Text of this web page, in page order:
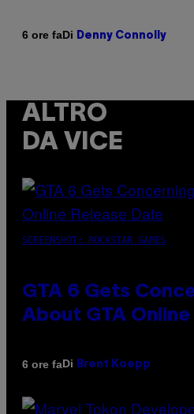
6 ore faDi Denny Connolly
ALTRO
DA VICE
SCREENSHOT: ROCKSTAR GAMES
GTA 6 Gets
About GTA
6 ore faDi Brent Koepp